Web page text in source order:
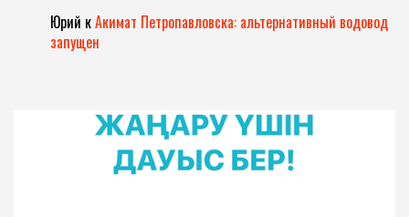
Юрий кАкимат Петропавловска: альтернативный водовод
запущен